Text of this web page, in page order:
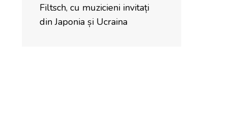
Filtsch, cu muzicieni invitați
din Japonia și Ucraina